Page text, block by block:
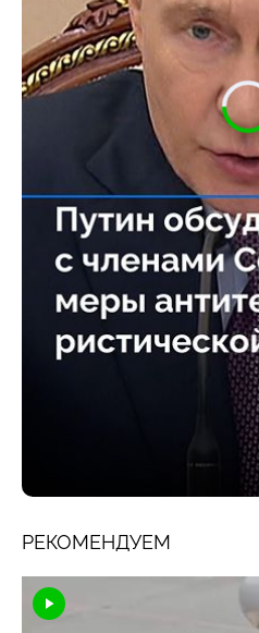
РЕКОМЕНДУЕМ